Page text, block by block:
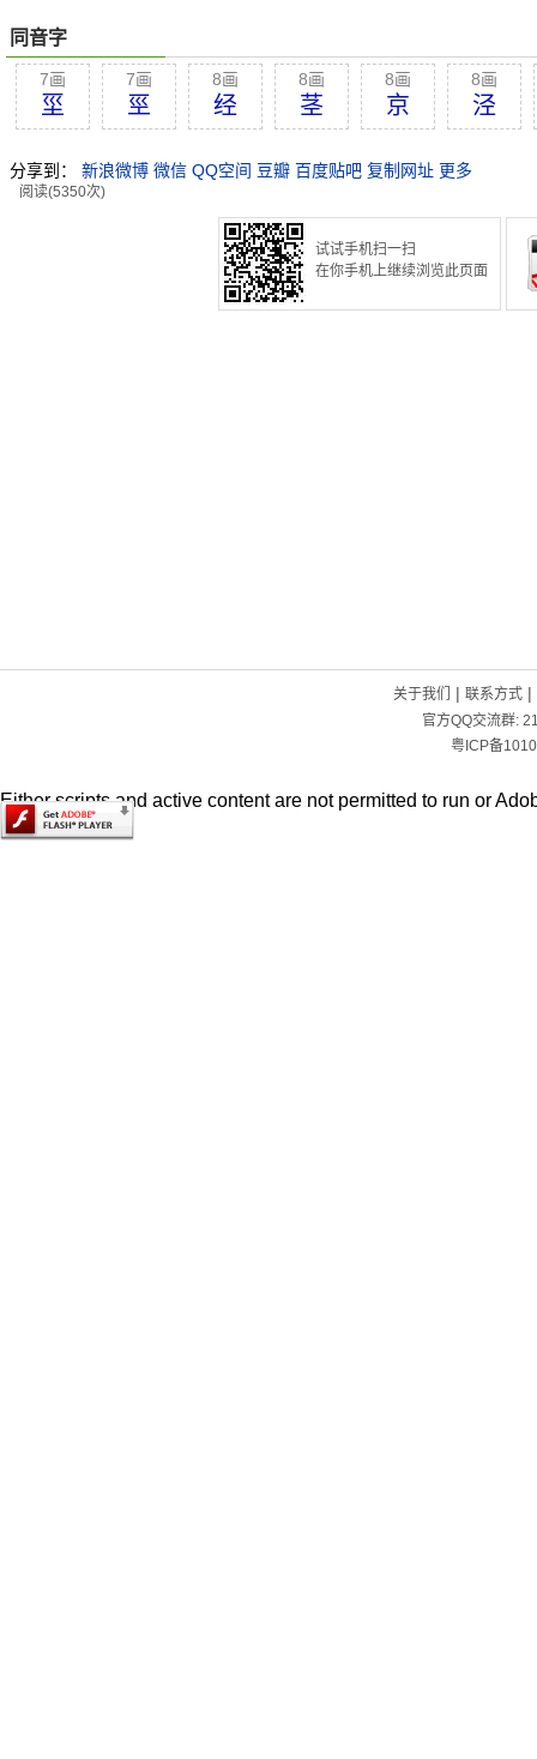
同音字
7画
坙
7画
巠
8画
经
8画
茎
8画
京
8画
泾
分享到： 新浪微博 微信 QQ空间 豆瓣 百度贴吧 复制网址 更多
阅读(5350次)
试试手机扫一扫
在你手机上继续浏览此页面
关于我们 | 联系方式|
官方QQ交流群:
粤ICP备
Either scripts and active content are not permitted to run or